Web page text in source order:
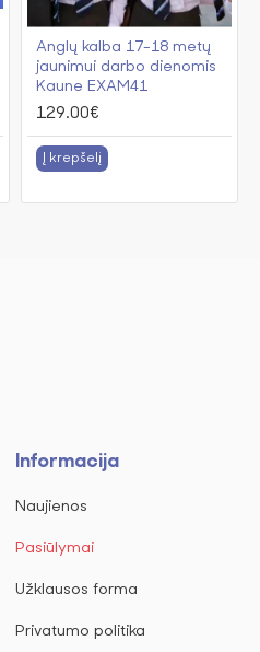
Anglų kalba 17-18 metų
jaunimui darbo dienomis
Kaune EXAM41
129.00€
Į krepšelį
Informacija
Naujienos
Pasiūlymai
Užklausos forma
Privatumo politika